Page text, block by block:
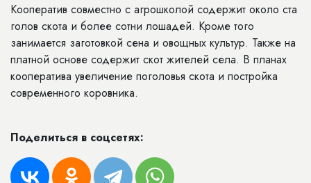
Кооператив совместно с агрошколой содержит около ста
голов скота и более сотни лошадей. Кроме того
занимается заготовкой сена и овощных культур. Также на
платной основе содержит скот жителей села. В планах
кооператива увеличение поголовья скота и постройка
современного коровника.
Поделиться в соцсетях: